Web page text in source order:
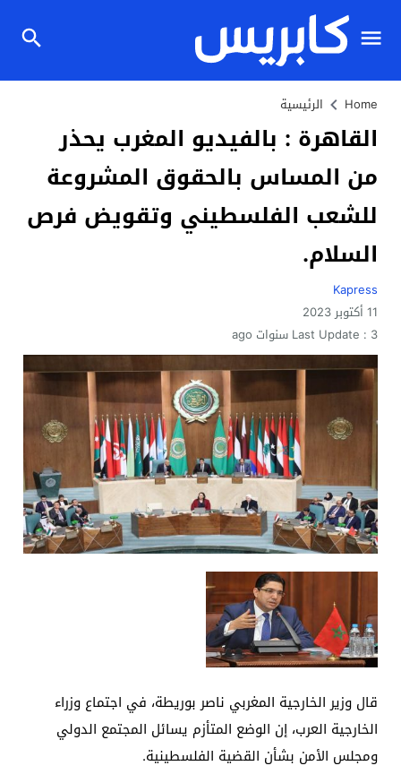
Home الرئيسية
القاهرة : بالفيديو المغرب يحذر
من المساس بالحقوق المشروعة
للشعب الفلسطيني وتقويض فرص
السلام.
Kapress
11 أكتوبر 2023
Last Update : 3 سنوات ago
قال وزير الخارجية المغربي ناصر بوريطة، في اجتماع وزراء
الخارجية العرب، إن الوضع المتأزم يسائل المجتمع الدولي
ومجلس الأمن بشأن القضية الفلسطينية.